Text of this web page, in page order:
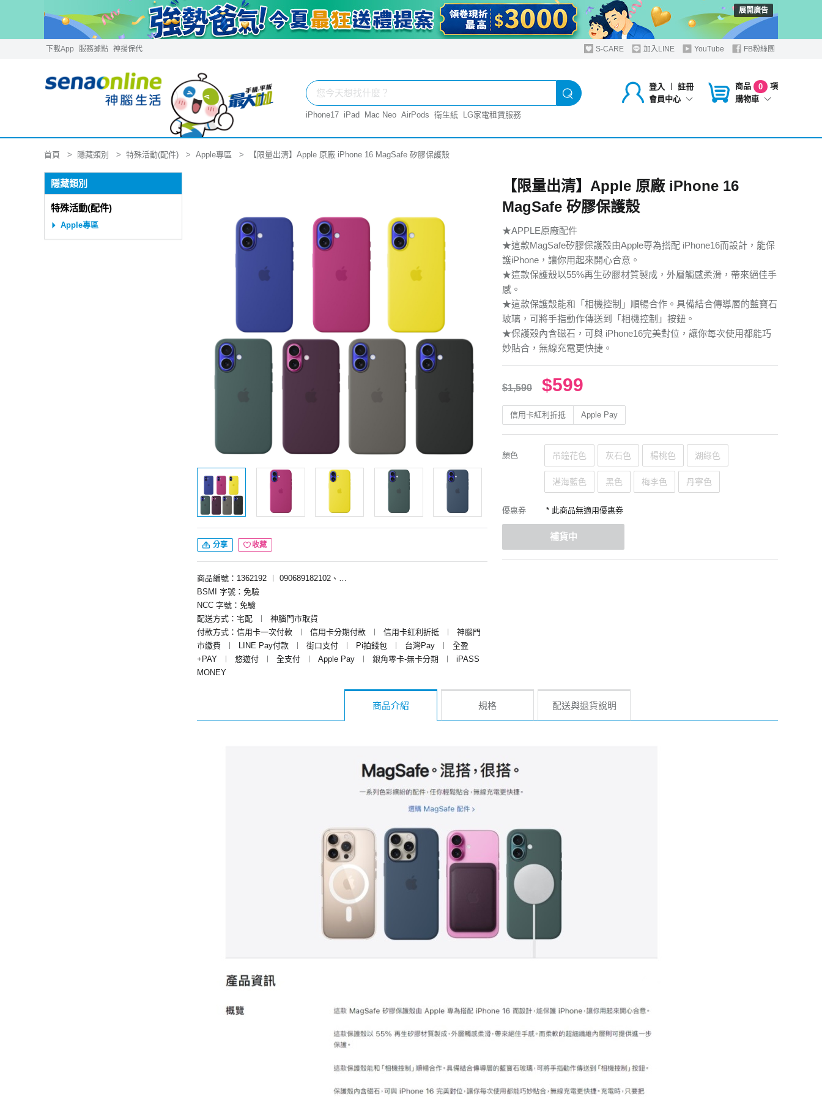
展開廣告
下載App 服務據點 神揚保代 S-CARE 加入LINE YouTube FB粉絲團
登入 ︱
註冊
會員中心
商品 0
項
購物車
iPhone17 iPad Mac Neo AirPods 衛生紙 LG家電租賃服務
首頁 隱藏類別 特殊活動(配件) Apple專區 【限量出清】Apple 原廠 iPhone 16 MagSafe 矽膠保護殼
隱藏類別
特殊活動(配件)
Apple專區
分享 收藏
商品編號：1362192
090689182102、090689188102、090689183122、090689185102、090689186102、090689180102、090689181102、090689186122
BSMI 字號：免驗
NCC 字號：免驗
配送方式：宅配
神腦門市取貨
付款方式：信用卡一次付款
信用卡分期付款 信用卡紅利折抵
神腦門
市繳費
LINE Pay付款 街口支付 Pi拍錢包 台灣Pay
全盈
+PAY
悠遊付 全支付 Apple Pay 銀角零卡-無卡分期
iPASS
MONEY
【限量出清】Apple 原廠 iPhone 16
MagSafe 矽膠保護殼
★APPLE原廠配件
★這款MagSafe矽膠保護殼由Apple專為搭配 iPhone16而設計，能保
護iPhone，讓你用起來開心合意。
★這款保護殼以55%再生矽膠材質製成，外層觸感柔滑，帶來絕佳手
感。
★這款保護殼能和「相機控制」順暢合作。具備結合傳導層的藍寶石
玻璃，可將手指動作傳送到「相機控制」按鈕。
★保護殼內含磁石，可與 iPhone16完美對位，讓你每次使用都能巧
妙貼合，無線充電更快捷。
$1,590 $599
信用卡紅利折抵 Apple Pay
顏色 吊鐘花色 灰石色 楊桃色 湖綠色
湛海藍色 黑色 梅李色 丹寧色
優惠券 * 此商品無適用優惠券
補貨中
商品介紹 規格 配送與退貨說明